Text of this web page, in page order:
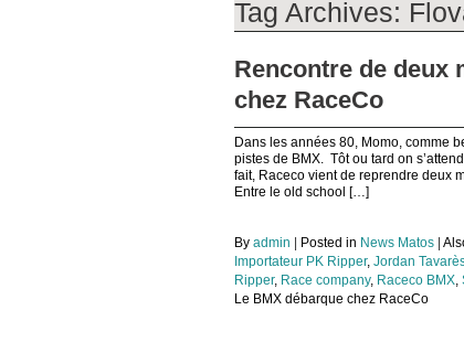
Tag Archives:
Rencontre de deux
chez RaceCo
Dans les années 80, Momo, comme
pistes de BMX. Tôt ou tard on
fait, Raceco vient de reprendre deux
Entre le old school […]
By admin Posted in News Matos
Importateur PK Ripper, Jordan
Ripper, Race company, Raceco BMX,
Le BMX débarque chez RaceCo